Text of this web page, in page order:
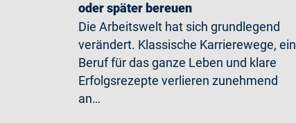
oder später bereuen
Die Arbeitswelt hat sich grundlegend
verändert. Klassische Karrierewege, ein
Beruf für das ganze Leben und klare
Erfolgsrezepte verlieren zunehmend
an…